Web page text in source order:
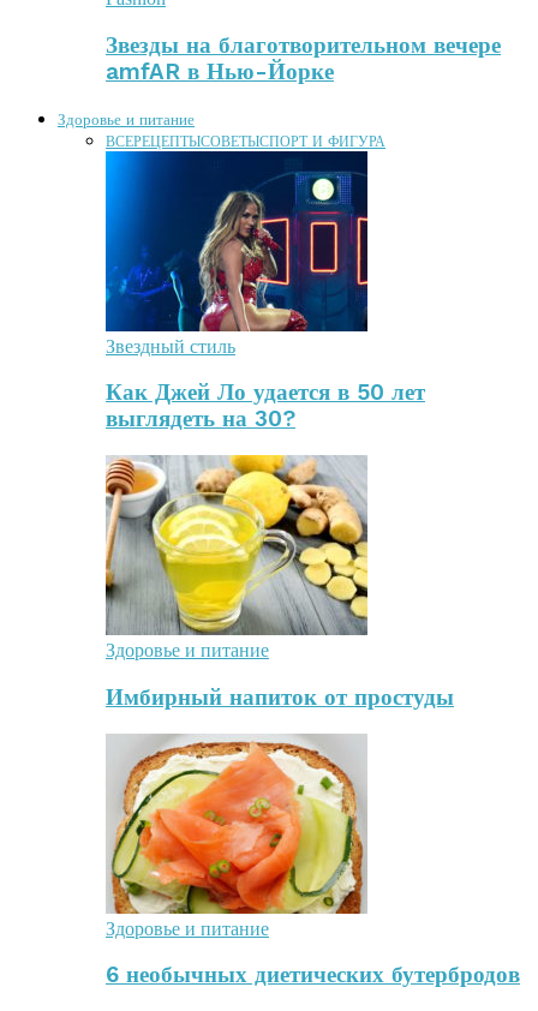
Звезды на благотворительном вечере
amfAR в Нью-Йорке
Здоровье и питание
ВСЕРЕЦЕПТЫСОВЕТЫСПОРТ И ФИГУРА
Звездный стиль
Как Джей Ло удается в 50 лет
выглядеть на 30?
Здоровье и питание
Имбирный напиток от простуды
Здоровье и питание
6 необычных диетических бутербродов